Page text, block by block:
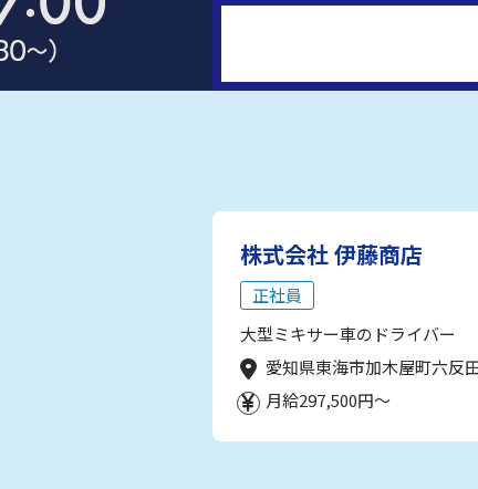
株式会社 伊藤商店
正社員
大型ミキサー車のドライバー
愛知県東海市加木屋町六反
月給297,500円～